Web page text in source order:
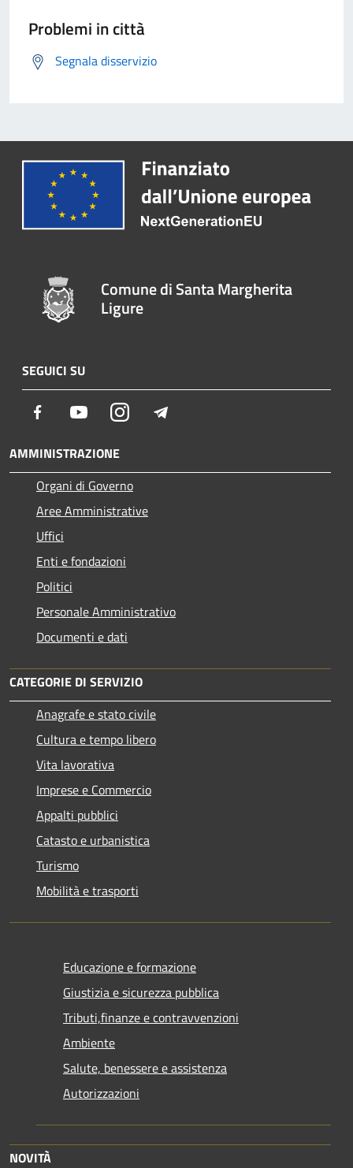
Problemi in città
Segnala disservizio
Comune di Santa Margherita
Ligure
SEGUICI SU
Facebook YoutubeInstagram
AMMINISTRAZIONE
Organi di Governo
Aree Amministrative
Uffici
Enti e fondazioni
Politici
Personale Amministrativo
Documenti e dati
CATEGORIE DI SERVIZIO
Anagrafe e stato civile
Cultura e tempo libero
Vita lavorativa
Imprese e Commercio
Appalti pubblici
Catasto e urbanistica
Turismo
Mobilità e trasporti
Educazione e formazione
Giustizia e sicurezza pubblica
Tributi,finanze e contravvenzioni
Ambiente
Salute, benessere e assistenza
Autorizzazioni
NOVITÀ